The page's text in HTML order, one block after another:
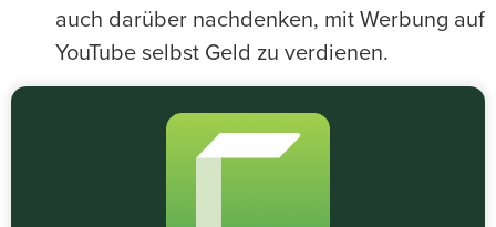
auch darüber nachdenken, mit Werbung auf
YouTube selbst Geld zu verdienen.